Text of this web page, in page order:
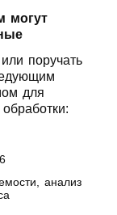
могут
поручать
для
анализ